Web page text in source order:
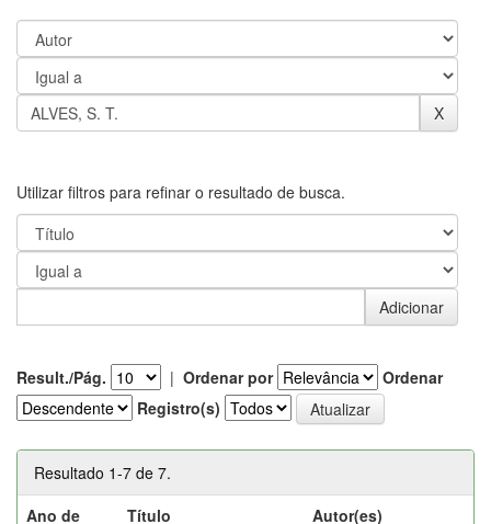
Utilizar filtros para refinar o resultado de busca.
Result./Pág. | Ordenar por
Ordenar
Registro(s)
Resultado 1-7 de 7.
Ano de
Título Autor(es)